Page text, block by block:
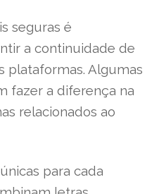
seguras é
a continuidade de
plataformas. Algumas
fazer a diferença na
relacionados ao
para cada